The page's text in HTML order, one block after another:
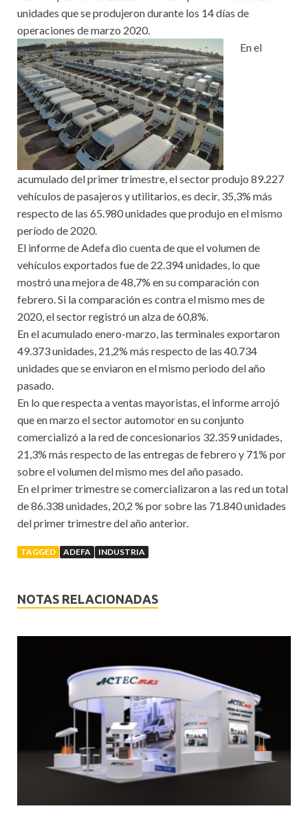
unidades que se produjeron durante los 14 días de
operaciones de marzo 2020.
En el
acumulado del primer trimestre, el sector produjo 89.227
vehículos de pasajeros y utilitarios, es decir, 35,3% más
respecto de las 65.980 unidades que produjo en el mismo
período de 2020.
El informe de Adefa dio cuenta de que el volumen de
vehículos exportados fue de 22.394 unidades, lo que
mostró una mejora de 48,7% en su comparación con
febrero. Si la comparación es contra el mismo mes de
2020, el sector registró un alza de 60,8%.
En el acumulado enero-marzo, las terminales exportaron
49.373 unidades, 21,2% más respecto de las 40.734
unidades que se enviaron en el mismo periodo del año
pasado.
En lo que respecta a ventas mayoristas, el informe arrojó
que en marzo el sector automotor en su conjunto
comercializó a la red de concesionarios 32.359 unidades,
21,3% más respecto de las entregas de febrero y 71% por
sobre el volumen del mismo mes del año pasado.
En el primer trimestre se comercializaron a las red un total
de 86.338 unidades, 20,2 % por sobre las 71.840 unidades
del primer trimestre del año anterior.
TAGGED ADEFA INDUSTRIA
NOTAS RELACIONADAS